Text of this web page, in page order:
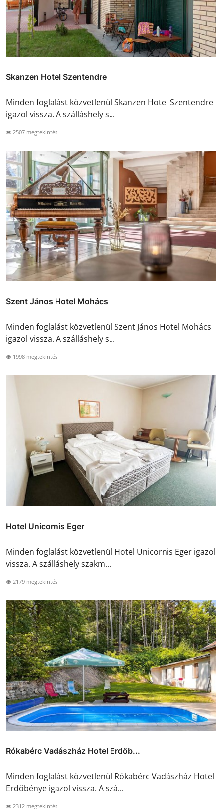
Skanzen Hotel Szentendre
Minden foglalást közvetlenül Skanzen Hotel Szentendre
igazol vissza. A szálláshely s...
2507 megtekintés
Szent János Hotel Mohács
Minden foglalást közvetlenül Szent János Hotel Mohács
igazol vissza. A szálláshely s...
1998 megtekintés
Hotel Unicornis Eger
Minden foglalást közvetlenül Hotel Unicornis Eger igazol
vissza. A szálláshely szakm...
2179 megtekintés
Rókabérc Vadászház Hotel Erdőb...
Minden foglalást közvetlenül Rókabérc Vadászház Hotel
Erdőbénye igazol vissza. A szá...
2312 megtekintés